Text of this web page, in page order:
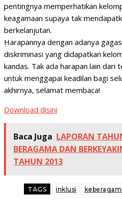
pentingnya memperhatikan
keagamaan supaya tak
berkelanjutan.
Harapannya dengan adanya
diskriminasi yang didapatkan
kandas. Tak ada harapan lain dari
untuk menggapai keadilan bagi
akhirnya, selamat membaca!
Download disini
Baca Juga LAPORAN
BERAGAMA DAN
TAHUN 2013
TAGS inklusi